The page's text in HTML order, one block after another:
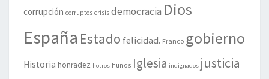
corrupción corruptos crisis democracia Dios
España Estado felicidad. Franco gobierno
Historia honradez hotros hunos Iglesia indignados justicia